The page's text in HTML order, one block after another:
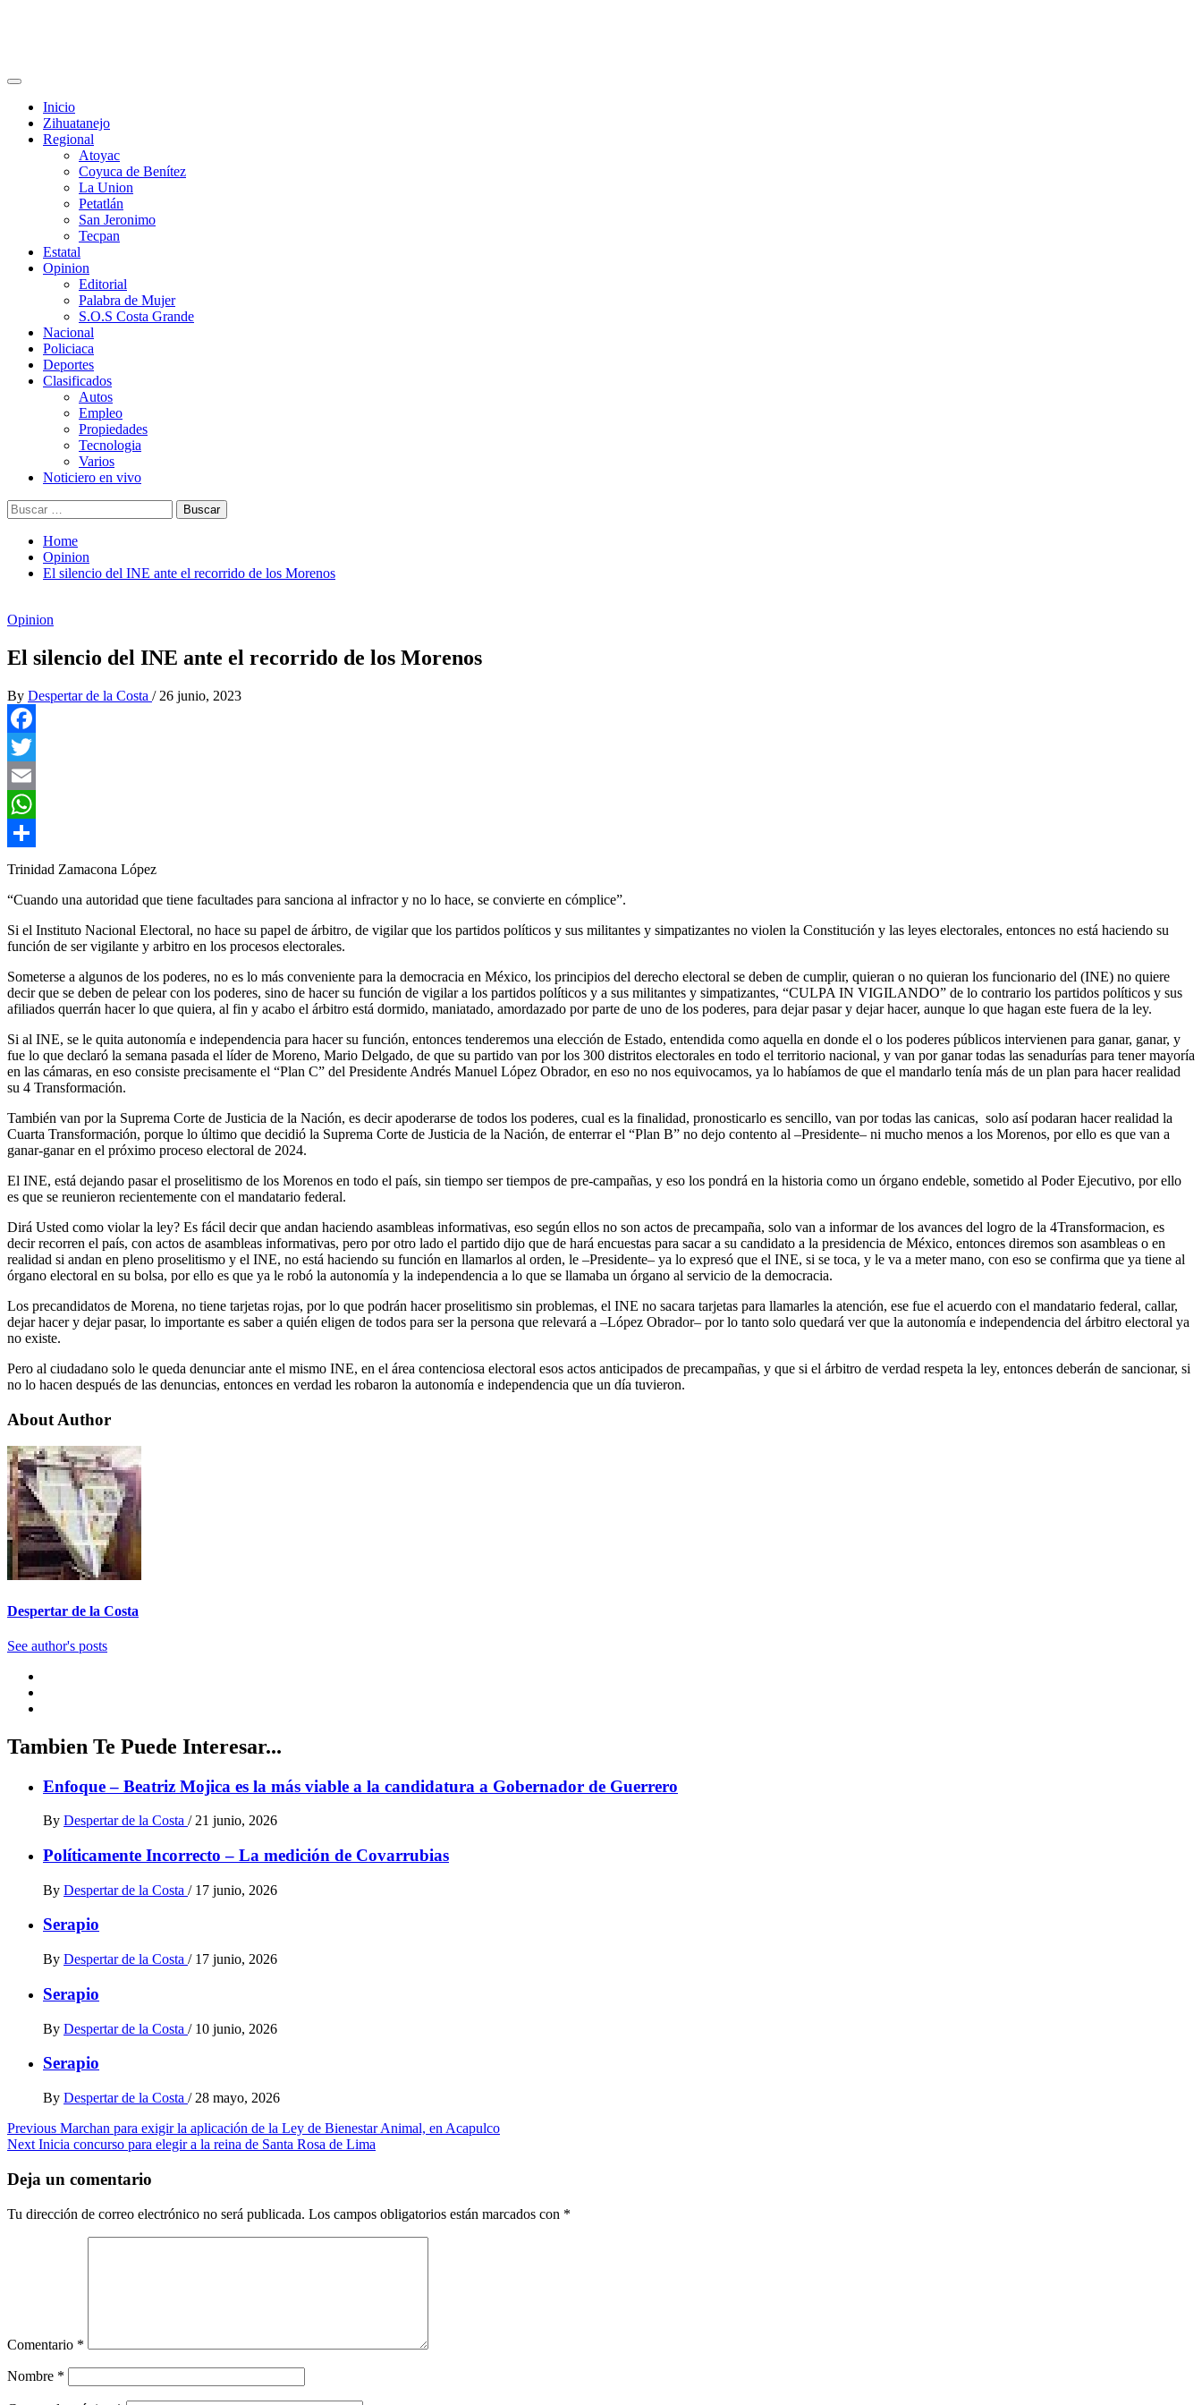
Primary
Inicio
Zihuatanejo
Regional
Atoyac
Coyuca de Benítez
La Union
Petatlán
San Jeronimo
Tecpan
Estatal
Opinion
Editorial
Palabra de Mujer
S.O.S Costa Grande
Nacional
Policiaca
Deportes
Clasificados
Autos
Empleo
Propiedades
Tecnologia
Varios
Noticiero en vivo
Buscar:
Home
Opinion
El silencio del INE ante el recorrido de los Morenos
Opinion
El silencio del INE ante el recorrido de los Morenos
By Despertar de la Costa / 26 junio, 2023
Facebook
Twitter
Email
WhatsApp
Compartir
Trinidad Zamacona López
“Cuando una autoridad que tiene facultades para sanciona al infractor y no lo hace, se convierte en cómplice”.
Si el Instituto Nacional Electoral, no hace su papel de árbitro, de vigilar que los partidos políticos y sus militantes y simpatizantes no violen la Constitución y las leyes electorales, entonces no está haciendo su
función de ser vigilante y arbitro en los procesos electorales.
Someterse a algunos de los poderes, no es lo más conveniente para la democracia en México, los principios del derecho electoral se deben de cumplir, quieran o no quieran los funcionario del (INE) no quiere
decir que se deben de pelear con los poderes, sino de hacer su función de vigilar a los partidos políticos y a sus militantes y simpatizantes, “CULPA IN VIGILANDO” de lo contrario los partidos políticos y sus
afiliados querrán hacer lo que quiera, al fin y acabo el árbitro está dormido, maniatado, amordazado por parte de uno de los poderes, para dejar pasar y dejar hacer, aunque lo que hagan este fuera de la ley.
Si al INE, se le quita autonomía e independencia para hacer su función, entonces tenderemos una elección de Estado, entendida como aquella en donde el o los poderes públicos intervienen para ganar, ganar, y
fue lo que declaró la semana pasada el líder de Moreno, Mario Delgado, de que su partido van por los 300 distritos electorales en todo el territorio nacional, y van por ganar todas las senadurías para tener mayoría
en las cámaras, en eso consiste precisamente el “Plan C” del Presidente Andrés Manuel López Obrador, en eso no nos equivocamos, ya lo habíamos de que el mandarlo tenía más de un plan para hacer realidad
su 4 Transformación.
También van por la Suprema Corte de Justicia de la Nación, es decir apoderarse de todos los poderes, cual es la finalidad, pronosticarlo es sencillo, van por todas las canicas, solo así podaran hacer realidad la
Cuarta Transformación, porque lo último que decidió la Suprema Corte de Justicia de la Nación, de enterrar el “Plan B” no dejo contento al –Presidente– ni mucho menos a los Morenos, por ello es que van a
ganar-ganar en el próximo proceso electoral de 2024.
El INE, está dejando pasar el proselitismo de los Morenos en todo el país, sin tiempo ser tiempos de pre-campañas, y eso los pondrá en la historia como un órgano endeble, sometido al Poder Ejecutivo, por ello
es que se reunieron recientemente con el mandatario federal.
Dirá Usted como violar la ley? Es fácil decir que andan haciendo asambleas informativas, eso según ellos no son actos de precampaña, solo van a informar de los avances del logro de la 4Transformacion, es
decir recorren el país, con actos de asambleas informativas, pero por otro lado el partido dijo que de hará encuestas para sacar a su candidato a la presidencia de México, entonces diremos son asambleas o en
realidad si andan en pleno proselitismo y el INE, no está haciendo su función en llamarlos al orden, le –Presidente– ya lo expresó que el INE, si se toca, y le va a meter mano, con eso se confirma que ya tiene al
órgano electoral en su bolsa, por ello es que ya le robó la autonomía y la independencia a lo que se llamaba un órgano al servicio de la democracia.
Los precandidatos de Morena, no tiene tarjetas rojas, por lo que podrán hacer proselitismo sin problemas, el INE no sacara tarjetas para llamarles la atención, ese fue el acuerdo con el mandatario federal, callar,
dejar hacer y dejar pasar, lo importante es saber a quién eligen de todos para ser la persona que relevará a –López Obrador– por lo tanto solo quedará ver que la autonomía e independencia del árbitro electoral ya
no existe.
Pero al ciudadano solo le queda denunciar ante el mismo INE, en el área contenciosa electoral esos actos anticipados de precampañas, y que si el árbitro de verdad respeta la ley, entonces deberán de sancionar, si
no lo hacen después de las denuncias, entonces en verdad les robaron la autonomía e independencia que un día tuvieron.
About Author
Despertar de la Costa
See author's posts
Tambien Te Puede Interesar...
Enfoque – Beatriz Mojica es la más viable a la candidatura a Gobernador de Guerrero
By Despertar de la Costa / 21 junio, 2026
Políticamente Incorrecto – La medición de Covarrubias
By Despertar de la Costa / 17 junio, 2026
Serapio
By Despertar de la Costa / 17 junio, 2026
Serapio
By Despertar de la Costa / 10 junio, 2026
Serapio
By Despertar de la Costa / 28 mayo, 2026
Post
navigation
Previous Marchan para exigir la aplicación de la Ley de Bienestar Animal, en Acapulco
Next Inicia concurso para elegir a la reina de Santa Rosa de Lima
Deja un comentario
Tu dirección de correo electrónico no será publicada. Los campos obligatorios están marcados con *
Comentario *
Nombre *